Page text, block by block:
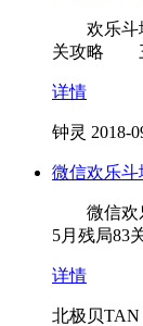
欢乐斗地
关攻略 三
详情
钟灵 2018-
微信欢乐斗
微信欢乐
5月残局
详情
北极贝TAN